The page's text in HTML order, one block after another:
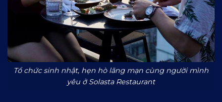
Tổ chức sinh nhật, hẹn hò lãng mạn cùng người mình
yêu ở Solasta Restaurant